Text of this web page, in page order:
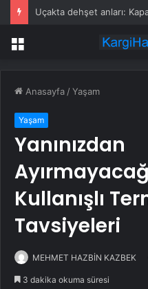
Menü
Anasayfa /Yaşam
Yaşam
Yanınızdan
Kullanışlı
Tavsiyeleri
MEHMET HAZBİN KAZBEK
3 dakika okuma süresi